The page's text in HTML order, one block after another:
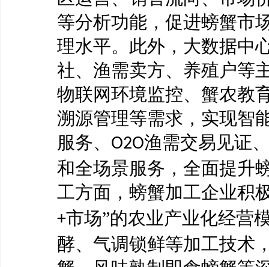
等分析功能，促进螃蟹市
理水平。此外，大数据中
社、渔需卖方、养殖户等
物联网环境监控、蟹农教
溯源管理等需求，实现智
服务、 O2O渔需交易见证
和全场景服务，全面提升
工方面，螃蟹加工企业积
+市场”的农业产业化经营
酵、气调锁鲜等加工技术